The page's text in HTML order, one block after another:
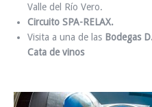
Valle del Río Vero.
Circuito SPA-RELAX.
Visita a una de las Bodegas
Cata de vinos